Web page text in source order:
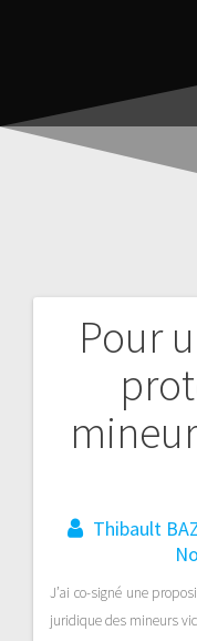
Pour
Thibault
J’ai co-signé une
juridique des mineurs